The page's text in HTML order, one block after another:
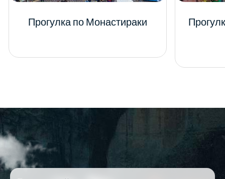
Прогулка по Монастираки